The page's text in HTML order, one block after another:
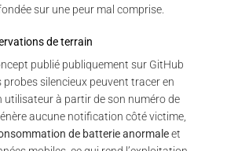
sur une peur mal comprise.
de terrain
publié publiquement sur GitHub
silencieux peuvent tracer en
utilisateur à partir de son numéro de
aucune notification côté victime,
de batterie anormaleet